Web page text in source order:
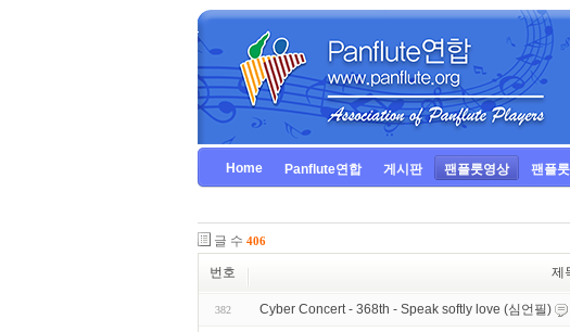
Home Panflute연합 게시판 팬플룻영상 팬플
글 수 406
번호 제
382 Cyber Concert - 368th - Speak softly love (심언필)